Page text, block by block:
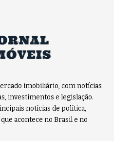
imobiliário, com notícias
investimentos e legislação.
notícias de política,
acontece no Brasil e no